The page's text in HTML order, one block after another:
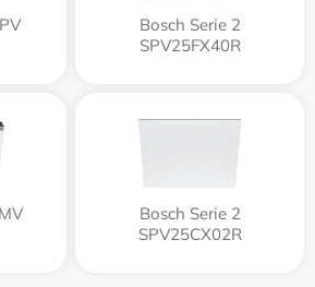
Bosch Serie 2
SPV25FX40R
Bosch Serie 2
SPV25CX02R